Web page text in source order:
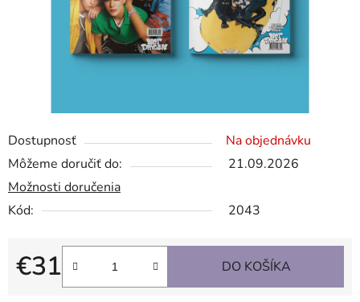
Dostupnosť
Na objednávku
Môžeme doručiť do:
21.09.2026
Možnosti doručenia
Kód:
2043
€31
Jednotková cena:
DO KOŠÍKA